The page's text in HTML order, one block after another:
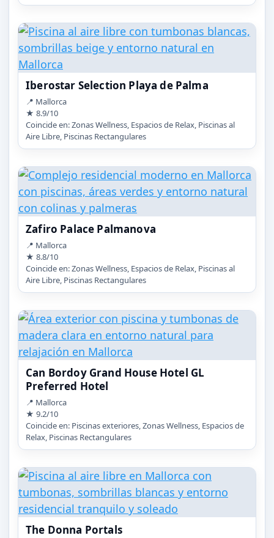
Iberostar Selection Playa de Palma
📍 Mallorca
★ 8.9/10
Coincide en: Zonas Wellness, Espacios de Relax, Piscinas al
Aire Libre, Piscinas Rectangulares
Zafiro Palace Palmanova
📍 Mallorca
★ 8.8/10
Coincide en: Zonas Wellness, Espacios de Relax, Piscinas al
Aire Libre, Piscinas Rectangulares
Can Bordoy Grand House Hotel GL
Preferred Hotel
📍 Mallorca
★ 9.2/10
Coincide en: Piscinas exteriores, Zonas Wellness, Espacios de
Relax, Piscinas Rectangulares
The Donna Portals